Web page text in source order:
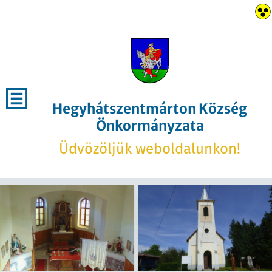
Hegyhátszentmárton Község
Önkormányzata
Üdvözöljük weboldalunkon!